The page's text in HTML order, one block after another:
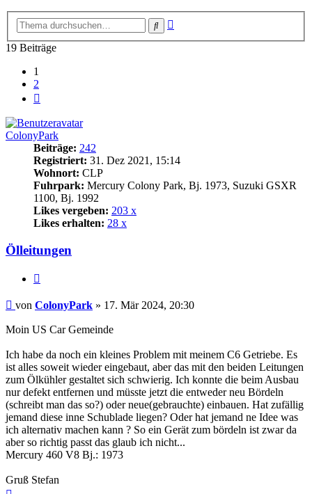
Suche
19 Beiträge
1
2
ColonyPark
Beiträge: 242
Registriert: 31. Dez 2021, 15:14
Wohnort: CLP
Fuhrpark: Mercury Colony Park, Bj. 1973, Suzuki GSXR
1100, Bj. 1992
Likes vergeben: 203 x
Likes erhalten: 28 x
Ölleitungen
Beitrag
von ColonyPark » 17. Mär 2024, 20:30
Moin US Car Gemeinde
Ich habe da noch ein kleines Problem mit meinem C6 Getriebe. Es
ist alles soweit wieder eingebaut, aber das mit den beiden Leitungen
zum Ölkühler gestaltet sich schwierig. Ich konnte die beim Ausbau
nur defekt entfernen und müsste jetzt die entweder neu Bördeln
(schreibt man das so?) oder neue(gebrauchte) einbauen. Hat zufällig
jemand diese inne Schublade liegen? Oder hat jemand ne Idee was
ich alternativ machen kann ? So ein Gerät zum bördeln ist zwar da
aber so richtig passt das glaub ich nicht...
Mercury 460 V8 Bj.: 1973
Gruß Stefan